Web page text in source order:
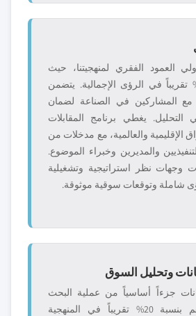
العمود الفقري لمنهجيتنا، حيث
بنسبة 80% تقريباً في الرؤى الإجمالية. يتضمن
مع المشاركين في الصناعة لضمان
التحليل. يغطي برنامج المقابلات
الإقليمية والعالمية، مع مدخلات من
والمديرين وخبراء الموضوع.
وجهات نظر استراتيجية وتشغيلية
شاملة وتوقعات سوقية موثوقة.
جزءاً أساسياً من عملية البحث
لدينا، حيث يساهم بنسبة 20% تقريباً في المنهجية